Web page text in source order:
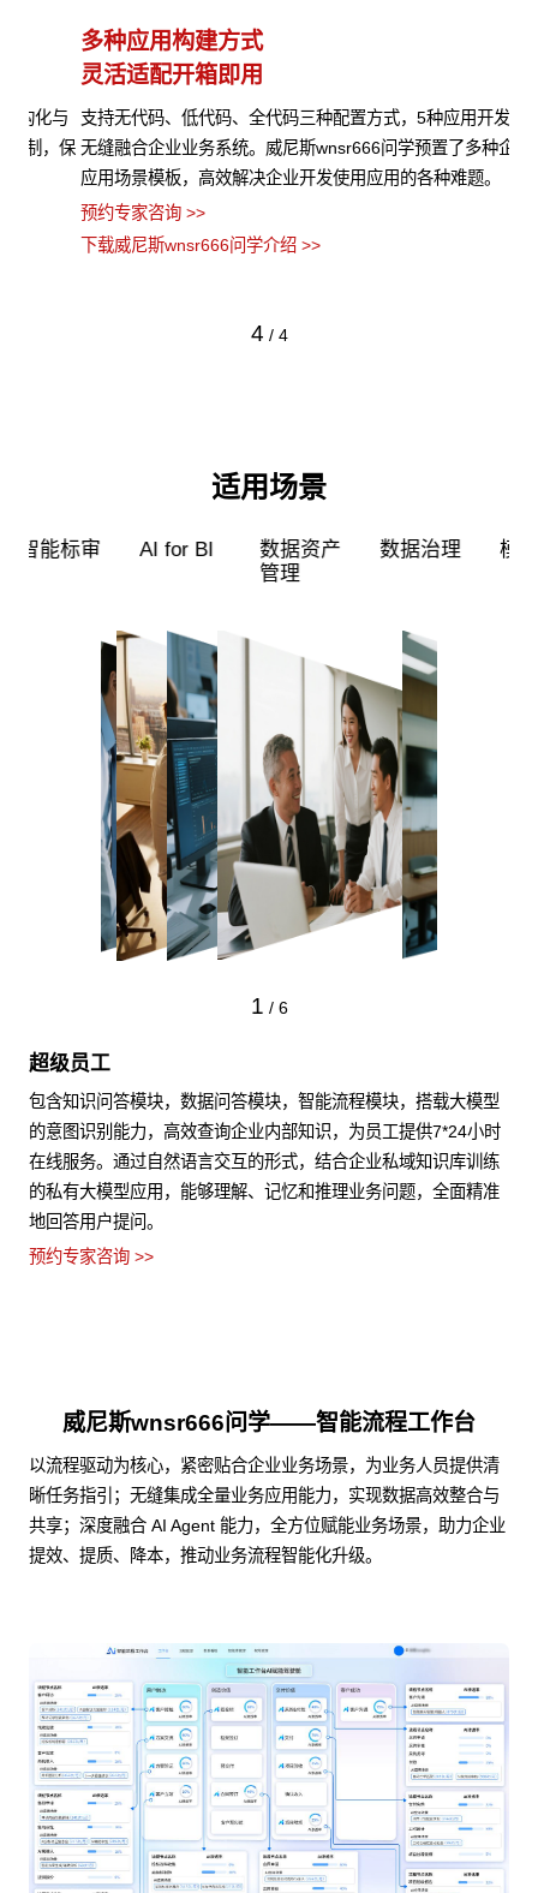
多种应用构建方式
灵活适配开箱即用
支持无代码、低代码、全代码三种配置方式，5种应用开发模式，
无缝融合企业业务系统。威尼斯wnsr666问学预置了多种企业级
应用场景模板，高效解决企业开发使用应用的各种难题。
预约专家咨询 >>
下载威尼斯wnsr666问学介绍 >>
4 / 4
适用场景
超级员工 智能标审 AI for BI
数据资产
1 / 6
超级员工
包含知识问答模块，数据问答模块，智能流程模块，搭载大模型
的意图识别能力，高效查询企业内部知识，为员工提供7*24小时
在线服务。通过自然语言交互的形式，结合企业私域知识库训练
的私有大模型应用，能够理解、记忆和推理业务问题，全面精准
地回答用户提问。
预约专家咨询 >>
威尼斯wnsr666问学——智能流程工作台
以流程驱动为核心，紧密贴合企业业务场景，为业务人员提供清
晰任务指引；无缝集成全量业务应用能力，实现数据高效整合与
共享；深度融合 AI Agent 能力，全方位赋能业务场景，助力企业
提效、提质、降本，推动业务流程智能化升级。